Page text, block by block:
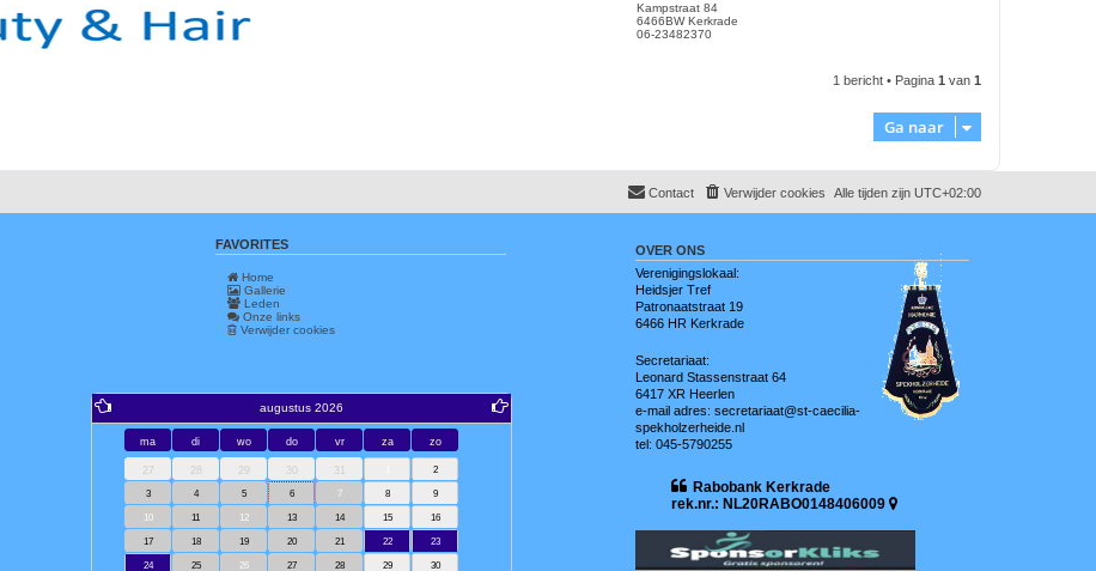
Kampstraat 84
6466BW Kerkrade
06-23482370
1 bericht • Pagina 1 van 1
Ga naar
Alle tijden zijn UTC+02:00
Verwijder cookies
Contact
FAVORITES
Home
Gallerie
Leden
Onze links
Verwijder cookies
augustus 2026
ma di wo do vr za zo
27 28 29 30 31 2
3 4 5 6 7 8 9
10 11 12 13 14 15 16
17 18 19 20 21 22 23
24 25 26 27 28 29 30
OVER ONS
Verenigingslokaal:
Heidsjer Tref
Patronaatstraat 19
6466 HR Kerkrade
Secretariaat:
Leonard Stassenstraat 64
6417 XR Heerlen
e-mail adres: secretariaat@st-caecilia-
spekholzerheide.nl
tel: 045-5790255
Rabobank Kerkrade
rek.nr.: NL20RABO0148406009